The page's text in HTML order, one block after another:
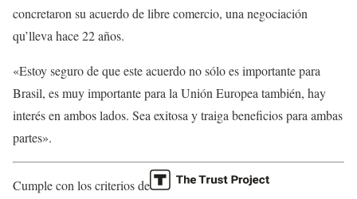
concretaron su acuerdo de libre comercio, una negociación
qu’lleva hace 22 años.
«Estoy seguro de que este acuerdo no sólo es importante para
Brasil, es muy importante para la Unión Europea también, hay
interés en ambos lados. Sea exitosa y traiga beneficios para ambas
partes».
Cumple con los criterios de